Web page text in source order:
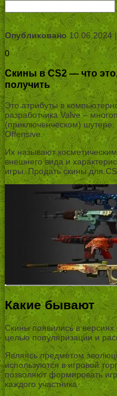
Опубликовано10.06.2024
0
Скины в CS2 — что
получить
Это атрибуты в
разработчика Valve –
(приключенческом)
Offensive.
Их называют
внешнего вида и
игры. Продать скины для
Какие бывают
Скины появились в версиях
целью популяризации и
Являясь предметом
используются в игровой
позволяют формировать
каждого участника.